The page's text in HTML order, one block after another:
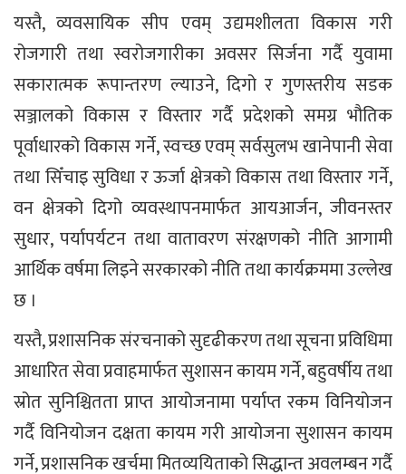
यस्तै, व्यवसायिक सीप एवम् उद्यमशीलता विकास गरी
रोजगारी तथा स्वरोजगारीका अवसर सिर्जना गर्दै युवामा
सकारात्मक रूपान्तरण ल्याउने, दिगो र गुणस्तरीय सडक
सञ्जालको विकास र विस्तार गर्दै प्रदेशको समग्र भौतिक
पूर्वाधारको विकास गर्ने, स्वच्छ एवम् सर्वसुलभ खानेपानी सेवा
तथा सिँचाइ सुविधा र ऊर्जा क्षेत्रको विकास तथा विस्तार गर्ने,
वन क्षेत्रको दिगो व्यवस्थापनमार्फत आयआर्जन, जीवनस्तर
सुधार, पर्यापर्यटन तथा वातावरण संरक्षणको नीति आगामी
आर्थिक वर्षमा लिइने सरकारको नीति तथा कार्यक्रममा उल्लेख
छ ।
यस्तै, प्रशासनिक संरचनाको सुदृढीकरण तथा सूचना प्रविधिमा
आधारित सेवा प्रवाहमार्फत सुशासन कायम गर्ने, बहुवर्षीय तथा
स्रोत सुनिश्चितता प्राप्त आयोजनामा पर्याप्त रकम विनियोजन
गर्दै विनियोजन दक्षता कायम गरी आयोजना सुशासन कायम
गर्ने, प्रशासनिक खर्चमा मितव्ययिताको सिद्धान्त अवलम्बन गर्दै